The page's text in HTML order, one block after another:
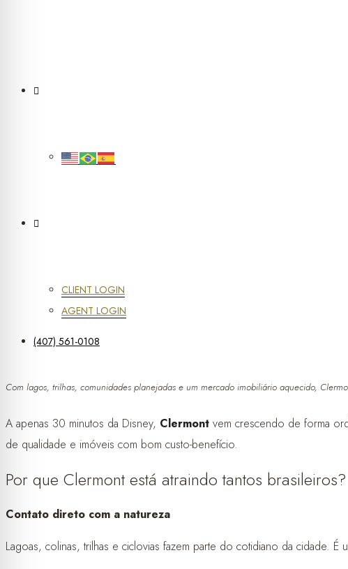
CLIENT LOGIN
AGENT LOGIN
(407) 561-0108
Com lagos, trilhas, comunidades planejadas e um mercado imobiliário aquecido,
A apenas 30 minutos da Disney, Clermont vem crescendo de forma
de qualidade e imóveis com bom custo-benefício.
Por que Clermont está atraindo tantos brasileiros?
Contato direto com a natureza
Lagoas, colinas, trilhas e ciclovias fazem parte do cotidiano da cidade. É